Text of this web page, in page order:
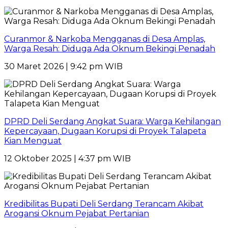
Curanmor & Narkoba Mengganas di Desa Amplas,
Warga Resah: Diduga Ada Oknum Bekingi Penadah
30 Maret 2026 | 9:42 pm WIB
DPRD Deli Serdang Angkat Suara: Warga Kehilangan
Kepercayaan, Dugaan Korupsi di Proyek Talapeta
Kian Menguat
12 Oktober 2025 | 4:37 pm WIB
Kredibilitas Bupati Deli Serdang Terancam Akibat
Arogansi Oknum Pejabat Pertanian